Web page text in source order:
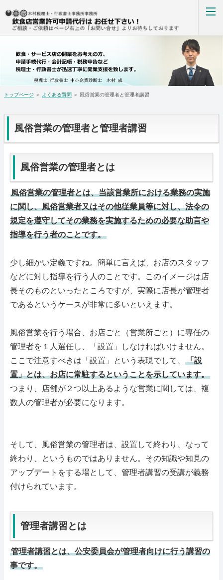
ご挨拶
業務内容
よくある質問
アクセス
お問い合わせ
ホーム
サイトマップ
トップページ ＞ よくある質問 ＞ 風俗営業の管理者と管理者講習
風俗営業の管理者と管理者講習
風俗営業の管理者とは
風俗営業の管理者とは、当該営業所における業務の実施
に関し、風俗営業者又はその他従業員等に対し、法令の
規定を遵守してその業務を実施するための必要な助言や
指導を行う者のことです。
少し細かい定義ですね。簡単に言えば、お店のスタッフ
などに対し指導を行う人のことです。このイメージは店
長そのものといったところですが、実際に店長が管理者
であるというケースが非常に多いといえます。
風俗営業を行う場合、お店ごと（営業所ごと）に専任の
管理者を１人選任し、「設置」しなければいけません。
ここで注意すべきは「設置」という表現でして、
「設
置」とは、お店に常駐するということを示しています。
つまり、店舗が２つ以上あるような営業に関しては、複
数人の管理者が必要になります。
そして、風俗営業の管理者は、設置して終わり、なって
終わり、というものではありません。その知識や知見の
アップデートをする場として、管理者講習の受講が義務
付けられています。
管理者講習とは
管理者講習とは、公安委員会が管理者向けに行う講習の
事です。